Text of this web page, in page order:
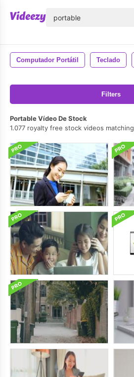
Computador Portátil Teclado
Filters
Portable Vídeo De Stock
1.077 royalty free stock videos matching